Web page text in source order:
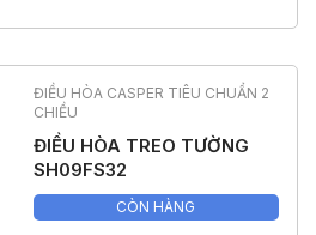
ĐIỀU HÒA CASPER TIÊU CHUẨN 2
CHIỀU
ĐIỀU HÒA TREO TƯỜNG
SH09FS32
CÒN HÀNG